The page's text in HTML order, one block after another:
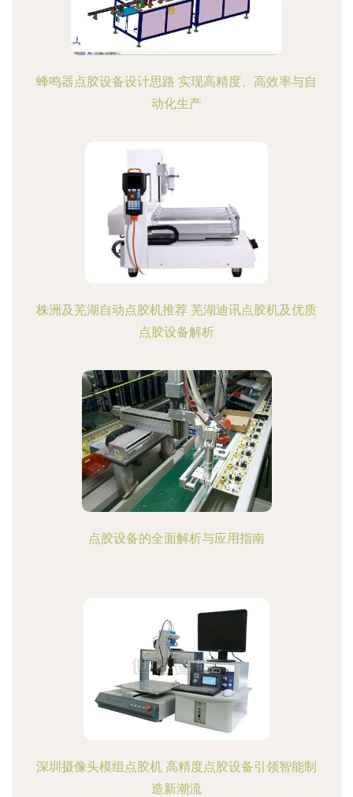
蜂鸣器点胶设备设计思路 实现高精度、高效率与自
动化生产
株洲及芜湖自动点胶机推荐 芜湖迪讯点胶机及优质
点胶设备解析
点胶设备的全面解析与应用指南
深圳摄像头模组点胶机 高精度点胶设备引领智能制
造新潮流